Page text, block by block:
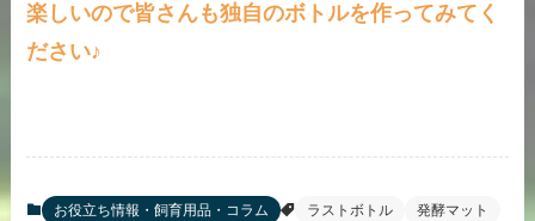
楽しいので皆さんも独自のボトルを作ってみてく
ださい♪
お役立ち情報・飼育用品・コラム ラストボトル 発酵マット